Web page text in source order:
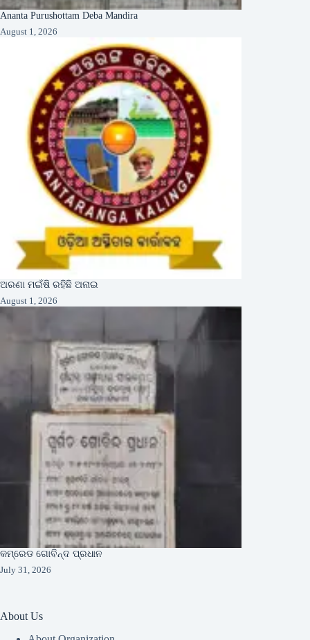
Ananta Purushottam Deba Mandira
August 1, 2026
ଅରଣା ମଇଁଷି ରହିଛି ଅନାଇ
August 1, 2026
କମ୍ରେଡ ଗୋବିନ୍ଦ ପ୍ରଧାନ
July 31, 2026
About Us